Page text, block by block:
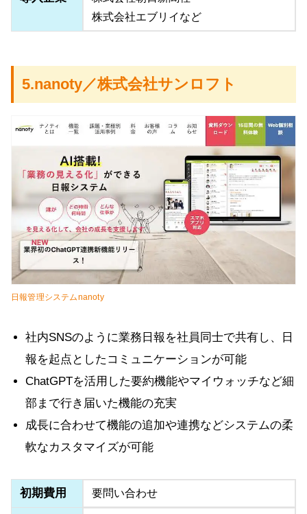
株式会社エブリイなど
5.nanoty／株式会社サンロフト
日報管理システムnanoty
社内SNSのように業務日報を社員同士で共有し、日
報を起点としたコミュニケーションが可能
ChatGPTを活用した要約機能やマイウォッチなど細
部まで行き届いた機能の充実
成長に合わせて機能の追加や連携などシステムの柔
軟なカスタマイズが可能
初期費用 要問い合わせ